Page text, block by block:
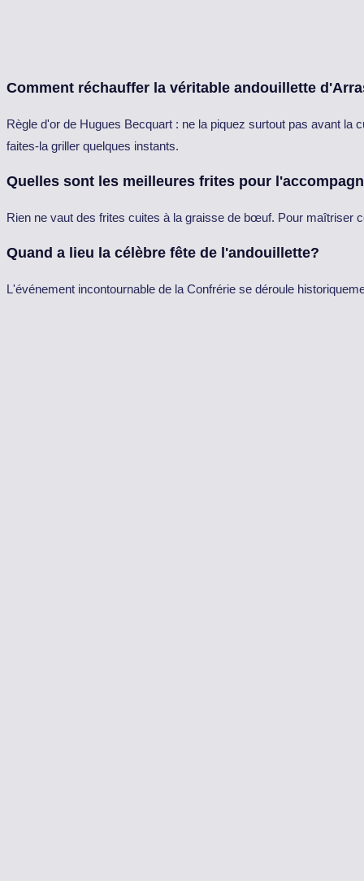
Comment réchauffer la véritable andouillette
Règle d'or de Hugues Becquart : ne la piquez surtout pas avant la
faites-la griller quelques instants.
Quelles sont les meilleures frites pour
Rien ne vaut des frites cuites à la graisse de bœuf. Pour maîtriser
Quand a lieu la célèbre fête de l'andouillette?
L'événement incontournable de la Confrérie se déroule